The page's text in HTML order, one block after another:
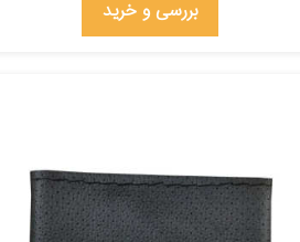
بررسی و خرید